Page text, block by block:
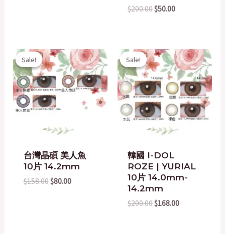
$200.00$50.00
Sale!
Sale!
台灣晶碩 美人魚
10片 14.2mm
$158.00
Original
price
was:
$158.00.
$80.00
Current
price
is:
$80.00.
Sale!
Sale!
韓國 I-DOL
ROZE | YURIAL
10片 14.0mm-
14.2mm
$200.00
Original
price
was:
$200.00.
$168.00
Current
price
is:
$168.00.